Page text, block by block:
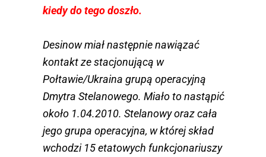
kiedy do tego doszło.
Desinow miał następnie nawiązać
kontakt ze stacjonującą w
Połtawie/Ukraina grupą operacyjną
Dmytra Stelanowego. Miało to nastąpić
około 1.04.2010. Stelanowy oraz cała
jego grupa operacyjna, w której skład
wchodzi 15 etatowych funkcjonariuszy